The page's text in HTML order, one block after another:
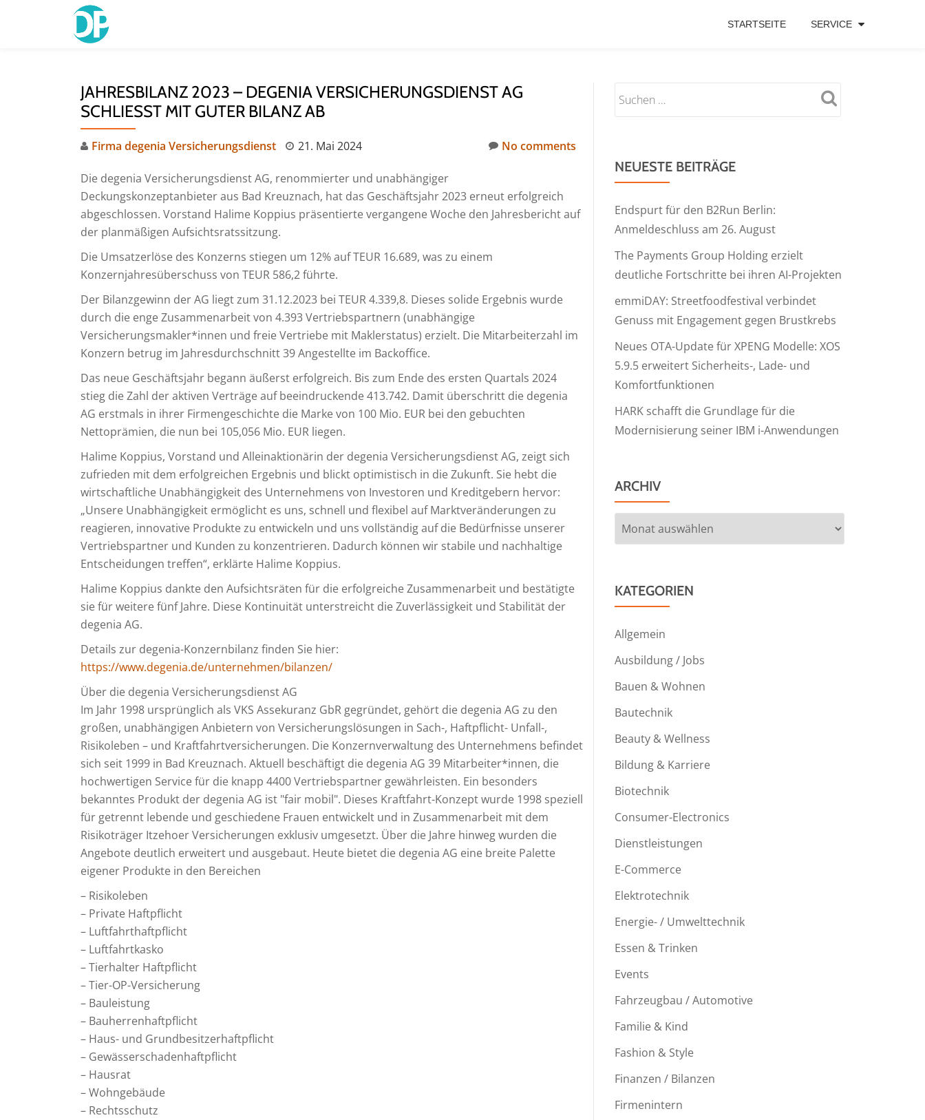
STARTSEITE SERVICE
JAHRESBILANZ 2023 – DEGENIA VERSICHERUNGSDIENST AG
SCHLIESST MIT GUTER BILANZ AB
Firma degenia Versicherungsdienst 21. Mai 2024 No comments
Die degenia Versicherungsdienst AG, renommierter und unabhängiger
Deckungskonzeptanbieter aus Bad Kreuznach, hat das Geschäftsjahr 2023 erneut erfolgreich
abgeschlossen. Vorstand Halime Koppius präsentierte vergangene Woche den Jahresbericht auf
der planmäßigen Aufsichtsratssitzung.
Die Umsatzerlöse des Konzerns stiegen um 12% auf TEUR 16.689, was zu einem
Konzernjahresüberschuss von TEUR 586,2 führte.
Der Bilanzgewinn der AG liegt zum 31.12.2023 bei TEUR 4.339,8. Dieses solide Ergebnis wurde
durch die enge Zusammenarbeit von 4.393 Vertriebspartnern (unabhängige
Versicherungsmakler*innen und freie Vertriebe mit Maklerstatus) erzielt. Die Mitarbeiterzahl im
Konzern betrug im Jahresdurchschnitt 39 Angestellte im Backoffice.
Das neue Geschäftsjahr begann äußerst erfolgreich. Bis zum Ende des ersten Quartals 2024
stieg die Zahl der aktiven Verträge auf beeindruckende 413.742. Damit überschritt die degenia
AG erstmals in ihrer Firmengeschichte die Marke von 100 Mio. EUR bei den gebuchten
Nettoprämien, die nun bei 105,056 Mio. EUR liegen.
Halime Koppius, Vorstand und Alleinaktionärin der degenia Versicherungsdienst AG, zeigt sich
zufrieden mit dem erfolgreichen Ergebnis und blickt optimistisch in die Zukunft. Sie hebt die
wirtschaftliche Unabhängigkeit des Unternehmens von Investoren und Kreditgebern hervor:
„Unsere Unabhängigkeit ermöglicht es uns, schnell und flexibel auf Marktveränderungen zu
reagieren, innovative Produkte zu entwickeln und uns vollständig auf die Bedürfnisse unserer
Vertriebspartner und Kunden zu konzentrieren. Dadurch können wir stabile und nachhaltige
Entscheidungen treffen“, erklärte Halime Koppius.
Halime Koppius dankte den Aufsichtsräten für die erfolgreiche Zusammenarbeit und bestätigte
sie für weitere fünf Jahre. Diese Kontinuität unterstreicht die Zuverlässigkeit und Stabilität der
degenia AG.
Details zur degenia-Konzernbilanz finden Sie hier:
https://www.degenia.de/unternehmen/bilanzen/
Über die degenia Versicherungsdienst AG
Im Jahr 1998 ursprünglich als VKS Assekuranz GbR gegründet, gehört die degenia AG zu den
großen, unabhängigen Anbietern von Versicherungslösungen in Sach-, Haftpflicht- Unfall-,
Risikoleben – und Kraftfahrtversicherungen. Die Konzernverwaltung des Unternehmens befindet
sich seit 1999 in Bad Kreuznach. Aktuell beschäftigt die degenia AG 39 Mitarbeiter*innen, die
hochwertigen Service für die knapp 4400 Vertriebspartner gewährleisten. Ein besonders
bekanntes Produkt der degenia AG ist "fair mobil". Dieses Kraftfahrt-Konzept wurde 1998 speziell
für getrennt lebende und geschiedene Frauen entwickelt und in Zusammenarbeit mit dem
Risikoträger Itzehoer Versicherungen exklusiv umgesetzt. Über die Jahre hinweg wurden die
Angebote deutlich erweitert und ausgebaut. Heute bietet die degenia AG eine breite Palette
eigener Produkte in den Bereichen
– Risikoleben
– Private Haftpflicht
– Luftfahrthaftpflicht
– Luftfahrtkasko
– Tierhalter Haftpflicht
– Tier-OP-Versicherung
– Bauleistung
– Bauherrenhaftpflicht
– Haus- und Grundbesitzerhaftpflicht
– Gewässerschadenhaftpflicht
– Hausrat
– Wohngebäude
– Rechtsschutz
NEUESTE BEITRÄGE
Endspurt für den B2Run Berlin:
Anmeldeschluss am 26. August
The Payments Group Holding erzielt
deutliche Fortschritte bei ihren AI-Projekten
emmiDAY: Streetfoodfestival verbindet
Genuss mit Engagement gegen Brustkrebs
Neues OTA-Update für XPENG Modelle: XOS
5.9.5 erweitert Sicherheits-, Lade- und
Komfortfunktionen
HARK schafft die Grundlage für die
Modernisierung seiner IBM i-Anwendungen
ARCHIV
Archiv
KATEGORIEN
Allgemein
Ausbildung / Jobs
Bauen & Wohnen
Bautechnik
Beauty & Wellness
Bildung & Karriere
Biotechnik
Consumer-Electronics
Dienstleistungen
E-Commerce
Elektrotechnik
Energie- / Umwelttechnik
Essen & Trinken
Events
Fahrzeugbau / Automotive
Familie & Kind
Fashion & Style
Finanzen / Bilanzen
Firmenintern